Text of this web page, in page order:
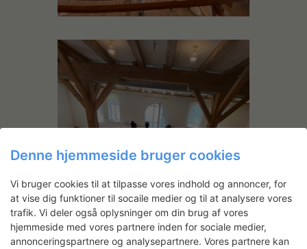
Denne hjemmeside bruger cookies
Vi bruger cookies til at tilpasse vores indhold og annoncer, for
at vise dig funktioner til socaile medier og til at analysere vores
trafik. Vi deler også oplysninger om din brug af vores
hjemmeside med vores partnere inden for sociale medier,
annonceringspartnere og analysepartnere. Vores partnere kan